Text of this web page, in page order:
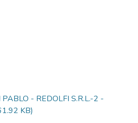
- REDOLFI S.R.L.-2 -
KB)